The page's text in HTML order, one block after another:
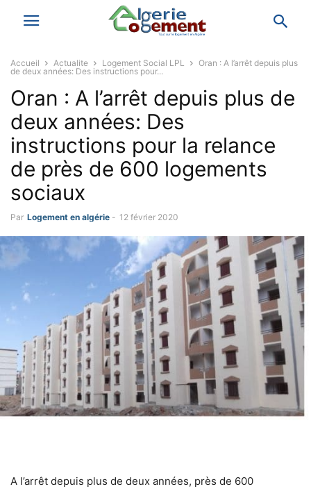
Accueil Actualite Logement Social LPL
Oran : A l’arrêt depuis plus
de deux années: Des instructions pour...
Oran : A l’arrêt depuis plus de
deux années: Des
instructions pour la relance
de près de 600 logements
sociaux
Par Logement en algérie - 12 février 2020
A l’arrêt depuis plus de deux années, près de 600